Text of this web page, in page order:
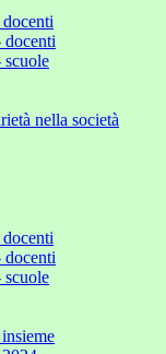
nella società